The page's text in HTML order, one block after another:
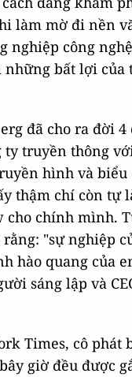
làm mờ đi nền
nghiệp công
những bất lợi của
đã cho ra đời 4
ty truyền thông
hình và biểu
thậm chí còn tự
chính mình.
"sự nghiệp
hào quang của
sáng lập và
Times, cô phát
giờ đều được